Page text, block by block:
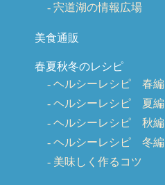
宍道湖の情報広場
美食通販
春夏秋冬のレシピ
ヘルシーレシピ 春編
ヘルシーレシピ 夏編
ヘルシーレシピ 秋編
ヘルシーレシピ 冬編
美味しく作るコツ